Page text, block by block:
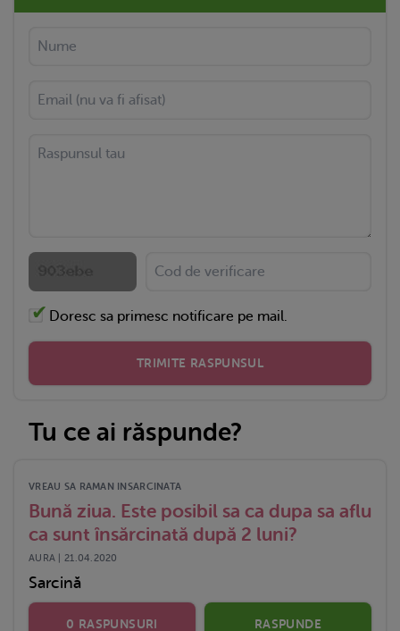
Doresc sa primesc notificare pe mail.
TRIMITE RASPUNSUL
Tu ce ai răspunde?
VREAU SA RAMAN INSARCINATA
Bună ziua. Este posibil sa ca dupa sa aflu
ca sunt însărcinată după 2 luni?
AURA | 21.04.2020
Sarcină
0 RASPUNSURI RASPUNDE